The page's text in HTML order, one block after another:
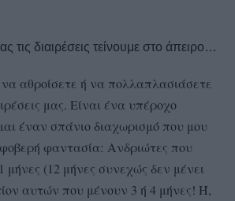
τις διαιρέσεις τείνουμε στο άπειρο…
να αθροίσετε ή να πολλαπλασιάσετε
μας. Είναι ένα υπέροχο
έναν σπάνιο διαχωρισμό που μου
φοβερή φαντασία: Ανδριώτες που
μήνες (12 μήνες συνεχώς δεν μένει
αυτών που μένουν 3 ή 4 μήνες! Ή,